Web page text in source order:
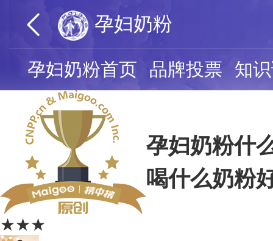
孕妇奶粉
孕妇奶粉首页 品牌投票 知
★★★
孕妇奶粉什
喝什么奶粉